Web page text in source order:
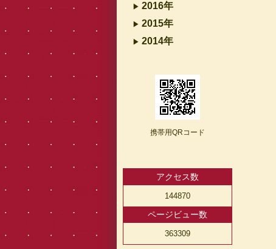
2016年
2015年
2014年
携帯用QRコード
アクセス数
144870
ページビュー数
363309